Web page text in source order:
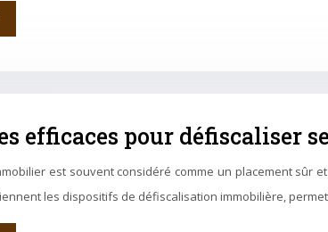
efficaces pour défiscaliser
est souvent considéré comme un placement
les dispositifs de défiscalisation immobilière,